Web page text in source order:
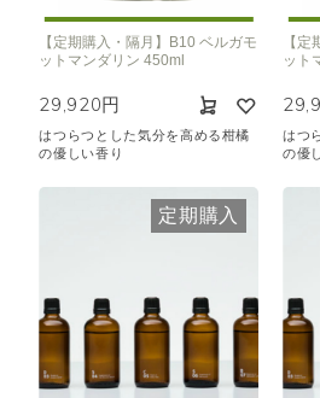
【定期購入・隔月】B10 ベルガモ
ットマンダリン 450ml
29,920円
はつらつとした気分を高める柑橘
の優しい香り
【
ット
はつ
の優
定期購入